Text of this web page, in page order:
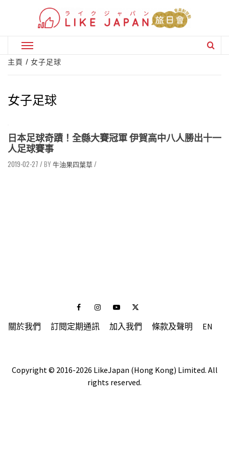
Primary
Menu
主頁 女子足球
女子足球
日本足球奇蹟！全縣大賽冠軍 伊賀高中八人勝出十一
人足球賽事
2019-02-27 / 牛油果四葉草/
FacebookInstagramYoutubeTwitter
關於我們 訂閱定期通訊 加入我們 條款及聲明 EN
Copyright © 2016-2026 LikeJapan (Hong Kong) Limited. All
rights reserved.